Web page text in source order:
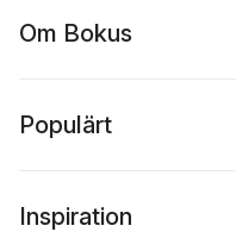
Om Bokus
Populärt
Inspiration